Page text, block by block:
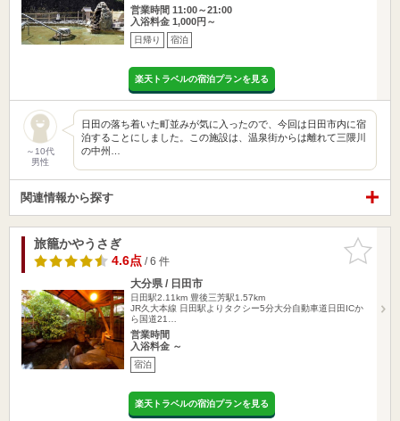
営業時間 11:00～21:00
入浴料金 1,000円～
日帰り 宿泊
楽天トラベルの宿泊プランを見る
～10代
男性
日田の落ち着いた町並みが気に入ったので、今回は日田市内に宿
泊することにしました。この施設は、温泉街からは離れて三隈川
の中州…
関連情報から探す
お気に入
りに追加
旅籠かやうさぎ
4.6点/ 6 件
大分県 / 日田市
日田駅2.11km 豊後三芳駅1.57km
JR久大本線 日田駅よりタクシー5分大分自動車道日田ICか
ら国道21…
営業時間
入浴料金 ～
宿泊
楽天トラベルの宿泊プランを見る